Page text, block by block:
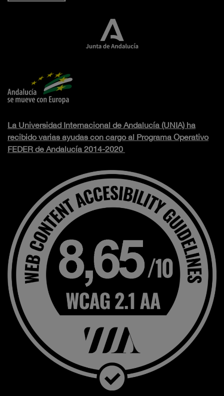
La Universidad Internacional de Andalucía (UNIA) ha
recibido varias ayudas con cargo al Programa Operativo
FEDER de Andalucía 2014-2020